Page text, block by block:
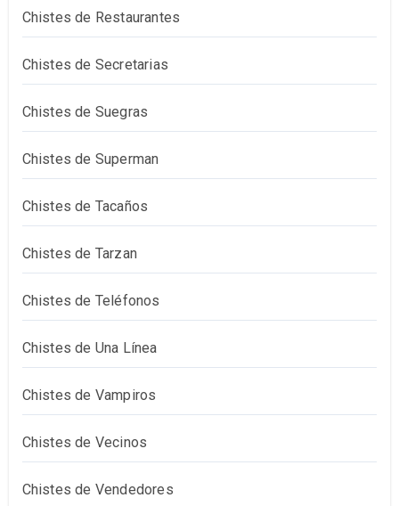
Chistes de Restaurantes
Chistes de Secretarias
Chistes de Suegras
Chistes de Superman
Chistes de Tacaños
Chistes de Tarzan
Chistes de Teléfonos
Chistes de Una Línea
Chistes de Vampiros
Chistes de Vecinos
Chistes de Vendedores